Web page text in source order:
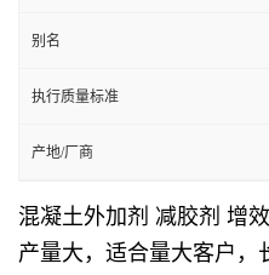
别名
执行质量标准
产地/厂商
混凝土外加剂 减胶剂 增
产量大，适合量大客户，